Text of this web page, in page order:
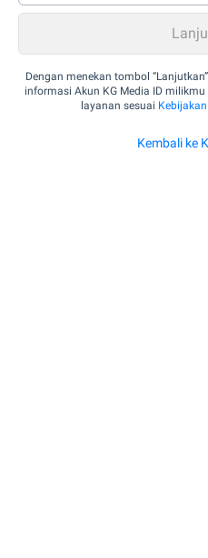
Dengan menekan tombol
informasi Akun KG Media ID
layanan sesuai
Kembali ke